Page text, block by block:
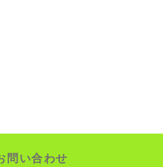
問い合わせ